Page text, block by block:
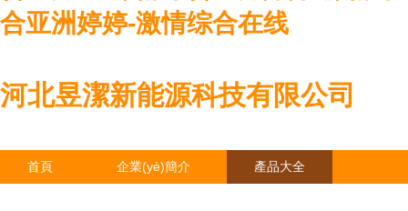
合亚洲婷婷-激情综合在线
河北昱潔新能源科技有限公司
首頁 企業(yè)簡介 產品大全